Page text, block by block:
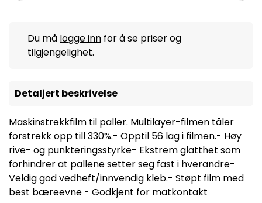
Du må logge inn for å se priser og
tilgjengelighet.
Detaljert beskrivelse
Maskinstrekkfilm til paller. Multilayer-filmen tåler
forstrekk opp till 330%.- Opptil 56 lag i filmen.- Høy
rive- og punkteringsstyrke- Ekstrem glatthet som
forhindrer at pallene setter seg fast i hverandre-
Veldig god vedheft/innvendig kleb.- Støpt film med
best bæreevne - Godkjent for matkontakt